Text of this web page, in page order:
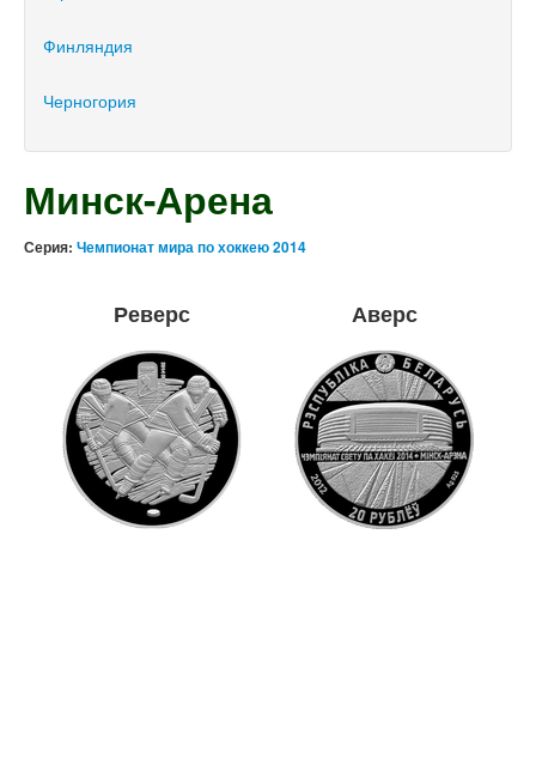
Финляндия
Черногория
Минск-Арена
Серия: Чемпионат мира по хоккею 2014
Реверс Аверс